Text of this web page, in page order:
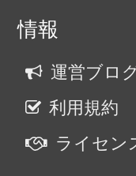
情報
運営ブロ
利用規約
ライセン